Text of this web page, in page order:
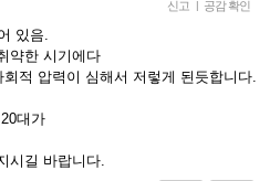
신고 | 공감 확인
있음.
약한 시기에다
적 압력이 심해서 저렇게 된듯합니다.
대가
시길 바랍니다.